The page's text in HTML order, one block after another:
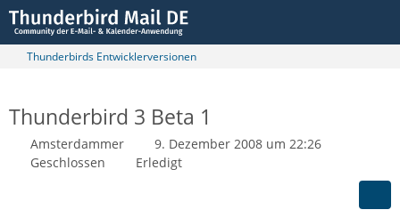
Thunderbirds Entwicklerversionen
Thunderbird 3 Beta 1
Amsterdammer
9. Dezember 2008 um 22:26
Geschlossen
Erledigt